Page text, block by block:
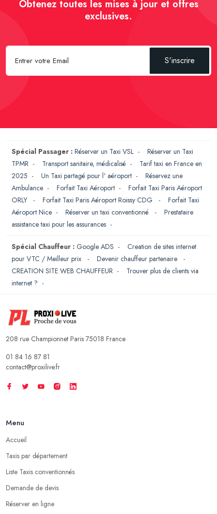
Obtenez toutes les mises à jour et offres
exclusives.
S'inscrire
Spécial Passager : Réserver un Taxi VSL - Réserver un Taxi
TPMR - Transport sanitaire, médicalisé - Tarif taxi en France en
2025 - Un Taxi partagé pour l' aéroport - Réservez une
Ambulance - Forfait Taxi Aéroport - Forfait Taxi Paris Aéroport
ORLY
- Forfait Taxi Paris Aéroport Roissy CDG - Forfait Taxi
Aéroport Nice - Réserver un taxi conventionné - Prestataire
assistance taxi pour les assurances -
Spécial Chauffeur : Google ADS - Creation de sites internet
pour VTC / Meilleur prix
- Devenir chauffeur partenaire
-
CREATION SITE WEB CHAUFFEUR - Trouver plus de clients via
internet ? -
208 rue Championnet Paris 75018 France
01 84 16 87 81
contact@proxilive.fr
Menu
Accueil
Taxis par département
Liste Taxis conventionnés
Demande de devis
Réserver en ligne